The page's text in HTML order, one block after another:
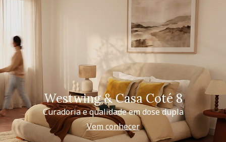
Westwing & Casa Coté 8
Curadoria e qualidade em dose dupla
Vem conhecer